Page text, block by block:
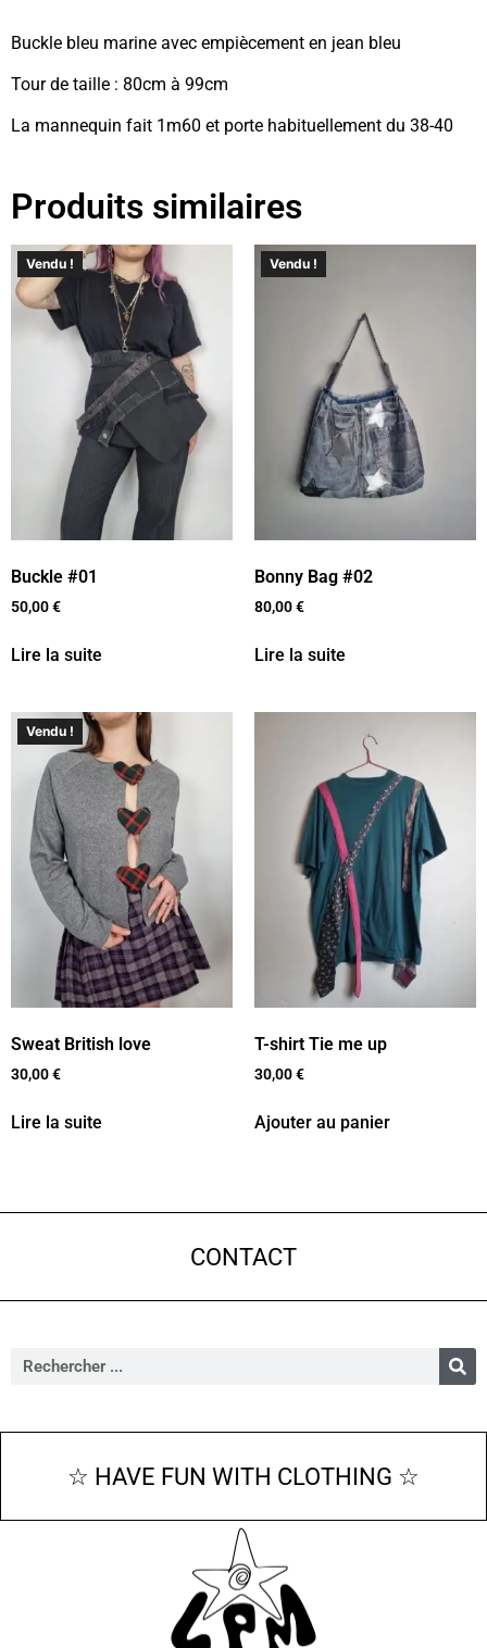
Buckle bleu marine avec empiècement en jean bleu
Tour de taille : 80cm à 99cm
La mannequin fait 1m60 et porte habituellement du 38-40
Produits similaires
Vendu !
Buckle #01
50,00€
Lire la suite
Vendu !
Bonny Bag #02
80,00€
Lire la suite
Vendu !
Sweat British love
30,00€
Lire la suite
T-shirt Tie me up
30,00€
Ajouter au panier
CONTACT
☆ HAVE FUN WITH CLOTHING ☆